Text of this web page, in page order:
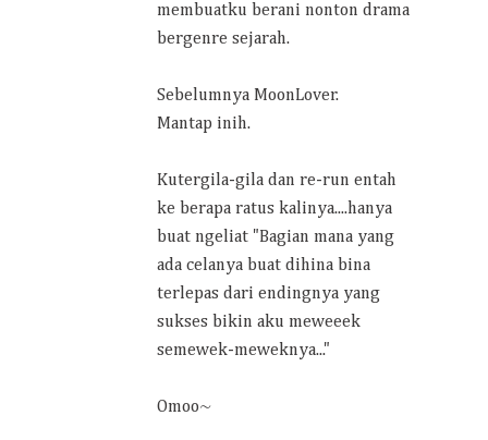
membuatku berani nonton drama
bergenre sejarah.
Sebelumnya MoonLover.
Mantap inih.
Kutergila-gila dan re-run entah
ke berapa ratus kalinya....hanya
buat ngeliat "Bagian mana yang
ada celanya buat dihina bina
terlepas dari endingnya yang
sukses bikin aku meweeek
semewek-meweknya..."
Omoo~